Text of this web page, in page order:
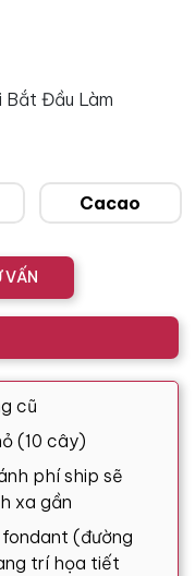
Bắt Đầu Làm
Cacao
VẤN
cũ
(10 cây)
phí ship sẽ
xa gần
(đường
trí họa tiết